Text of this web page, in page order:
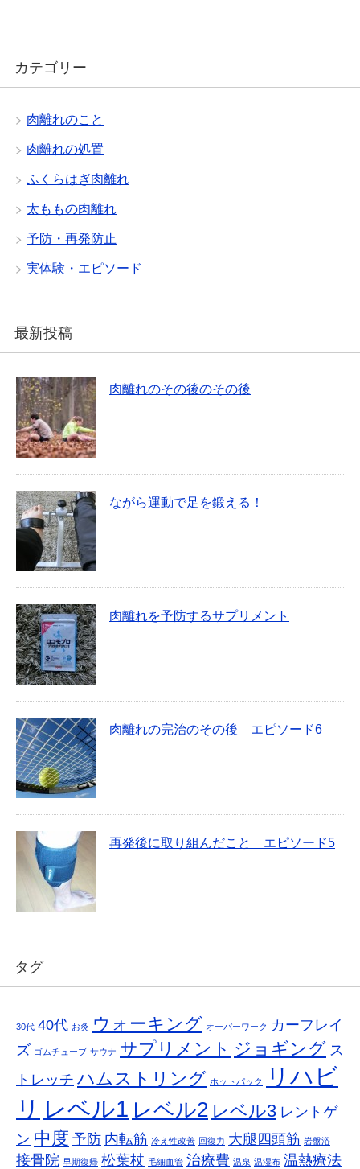
カテゴリー
肉離れのこと
肉離れの処置
ふくらはぎ肉離れ
太ももの肉離れ
予防・再発防止
実体験・エピソード
最新投稿
肉離れのその後のその後
ながら運動で足を鍛える！
肉離れを予防するサプリメント
肉離れの完治のその後 エピソード6
再発後に取り組んだこと エピソード5
タグ
30代 40代 お灸 ウォーキング オーバーワーク
カーフレイ
ズ ゴムチューブ サウナ サプリメント ジョギング ス
トレッチ ハムストリング ホットパック
リハビ
リ レベル1 レベル2 レベル3 レントゲ
ン 中度 予防 内転筋 冷え性改善 回復力 大腿四頭筋 岩盤浴
接骨院 早期復帰 松葉杖 毛細血管 治療費 温泉 温湿布 温熱療法